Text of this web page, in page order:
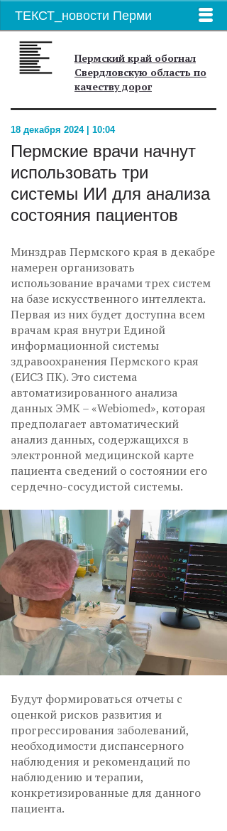
ТЕКСТ_новости Перми
Пермский край обогнал
Свердловскую область по
качеству дорог
18 декабря 2024 | 10:04
Пермские врачи начнут
использовать три
системы ИИ для анализа
состояния пациентов
Минздрав Пермского края в декабре
намерен организовать
использование врачами трех систем
на базе искусственного интеллекта.
Первая из них будет доступна всем
врачам края внутри Единой
информационной системы
здравоохранения Пермского края
(ЕИСЗ ПК). Это система
автоматизированного анализа
данных ЭМК – «Webiomed», которая
предполагает автоматический
анализ данных, содержащихся в
электронной медицинской карте
пациента сведений о состоянии его
сердечно-сосудистой системы.
Будут формироваться отчеты с
оценкой рисков развития и
прогрессирования заболеваний,
необходимости диспансерного
наблюдения и рекомендаций по
наблюдению и терапии,
конкретизированные для данного
пациента.